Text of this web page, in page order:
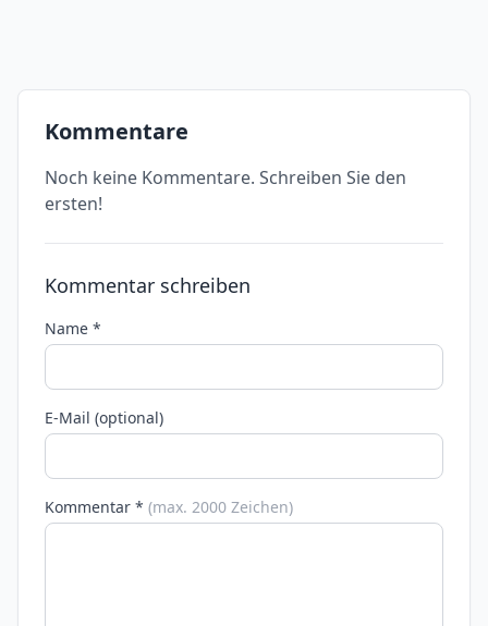
Kommentare
Noch keine Kommentare. Schreiben Sie den
ersten!
Kommentar schreiben
Name *
E-Mail (optional)
Kommentar * (max. 2000 Zeichen)